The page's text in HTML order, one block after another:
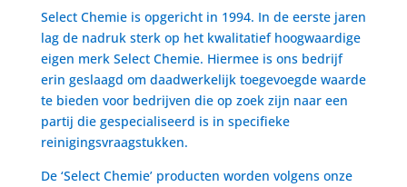
Select Chemie is opgericht in 1994. In de eerste jaren
lag de nadruk sterk op het kwalitatief hoogwaardige
eigen merk Select Chemie. Hiermee is ons bedrijf
erin geslaagd om daadwerkelijk toegevoegde waarde
te bieden voor bedrijven die op zoek zijn naar een
partij die gespecialiseerd is in specifieke
reinigingsvraagstukken.
De ‘Select Chemie’ producten worden volgens onze